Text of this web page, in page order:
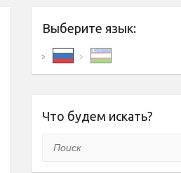
Выберите язык:
Что будем искать?
Поиск